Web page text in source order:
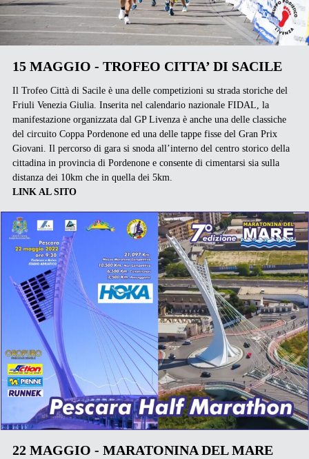
15 MAGGIO - TROFEO CITTA’ DI SACILE
Il Trofeo Città di Sacile è una delle competizioni su strada storiche del
Friuli Venezia Giulia. Inserita nel calendario nazionale FIDAL, la
manifestazione organizzata dal GP Livenza è anche una delle classiche
del circuito Coppa Pordenone ed una delle tappe fisse del Gran Prix
Giovani. Il percorso di gara si snoda all’interno del centro storico della
cittadina in provincia di Pordenone e consente di cimentarsi sia sulla
distanza dei 10km che in quella dei 5km.
LINK AL SITO
22 MAGGIO - MARATONINA DEL MARE